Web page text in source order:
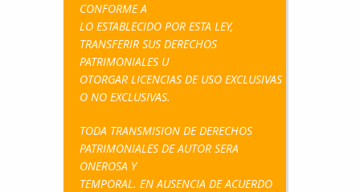
CONFORME A
LO ESTABLECIDO POR ESTA LEY,
TRANSFERIR SUS DERECHOS
PATRIMONIALES U
OTORGAR LICENCIAS DE USO EXCLUSIVAS
O NO EXCLUSIVAS.
TODA TRANSMISION DE DERECHOS
PATRIMONIALES DE AUTOR SERA
ONEROSA Y
TEMPORAL. EN AUSENCIA DE ACUERDO